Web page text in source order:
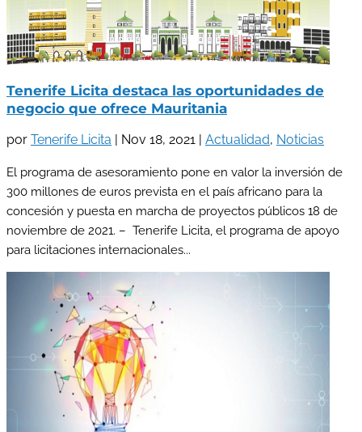
Tenerife Licita destaca las oportunidades de
negocio que ofrece Mauritania
por Tenerife Licita | Nov 18, 2021 | Actualidad, Noticias
El programa de asesoramiento pone en valor la inversión de
300 millones de euros prevista en el país africano para la
concesión y puesta en marcha de proyectos públicos 18 de
noviembre de 2021. – Tenerife Licita, el programa de apoyo
para licitaciones internacionales...